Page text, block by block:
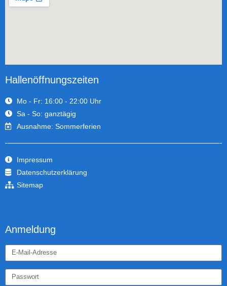
Hallenöffnungszeiten
Mo - Fr: 16:00 - 22:00 Uhr
Sa - So: ganztägig
Ausnahme: Sommerferien
Impressum
Datenschutzerklärung
Sitemap
Anmeldung